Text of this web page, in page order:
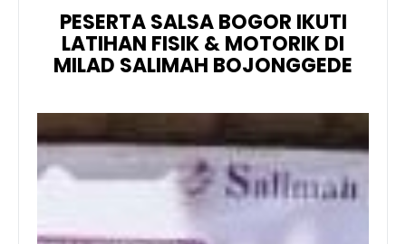
PESERTA SALSA BOGOR IKUTI
LATIHAN FISIK & MOTORIK DI
MILAD SALIMAH BOJONGGEDE